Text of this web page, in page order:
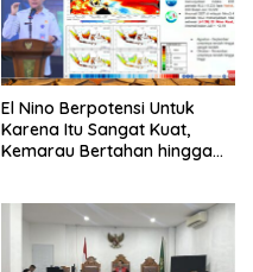
El Nino Berpotensi Untuk
Karena Itu Sangat Kuat,
Kemarau Bertahan hingga